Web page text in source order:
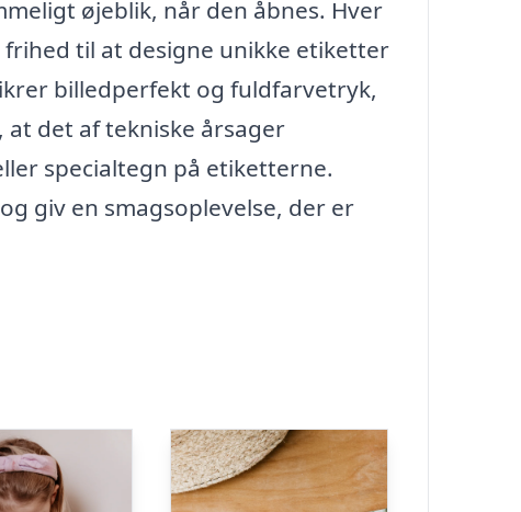
øjeblik, når den åbnes. Hver
til at designe unikke etiketter
billedperfekt og fuldfarvetryk,
det af tekniske årsager
specialtegn på etiketterne.
giv en smagsoplevelse, der er